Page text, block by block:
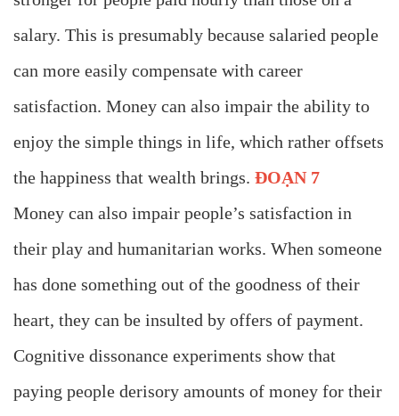
salary. This is presumably because salaried people
can more easily compensate with career
satisfaction. Money can also impair the ability to
enjoy the simple things in life, which rather offsets
the happiness that wealth brings. ĐOẠN 7
Money can also impair people’s satisfaction in
their play and humanitarian works. When someone
has done something out of the goodness of their
heart, they can be insulted by offers of payment.
Cognitive dissonance experiments show that
paying people derisory amounts of money for their